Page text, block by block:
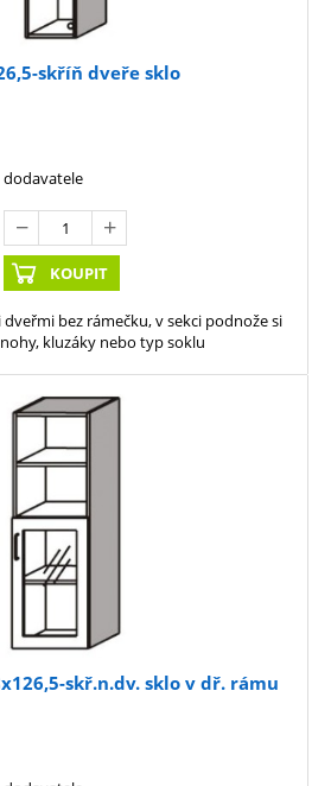
skříň dveře sklo
dodavatele
KOUPIT
bez rámečku, v sekci podnože si
kluzáky nebo typ soklu
skř.n.dv. sklo v dř. rámu